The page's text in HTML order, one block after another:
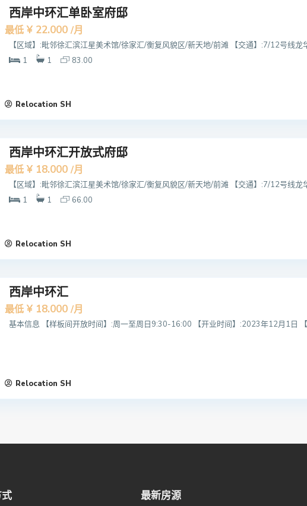
西岸中环汇单卧室府邸
最低 ¥ 22.000 /月
【区域】:毗邻徐汇滨江星美术馆/徐家汇/衡复风貌区/新天地/前滩 【交通】:7/12号线
1
1 83.00
Relocation SH
西岸中环汇开放式府邸
最低 ¥ 18.000 /月
【区域】:毗邻徐汇滨江星美术馆/徐家汇/衡复风貌区/新天地/前滩 【交通】:7/12号线
1
1 66.00
Relocation SH
西岸中环汇
最低 ¥ 18.000 /月
基本信息 【样板间开放时间】:周一至周日9:30-16:00 【开业时间】:2023年12月1日
Relocation SH
最新房源